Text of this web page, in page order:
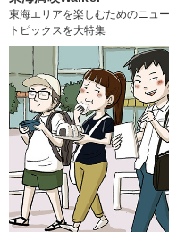
東海エリアを楽しむためのニュ
トピックスを大特集